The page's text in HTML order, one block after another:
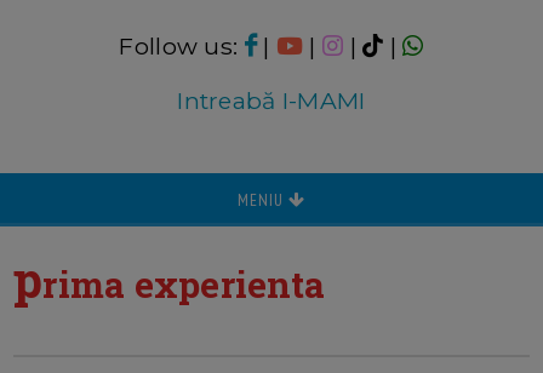
Follow us: | | |
|
Intreabă I-MAMI
MENIU
prima experienta